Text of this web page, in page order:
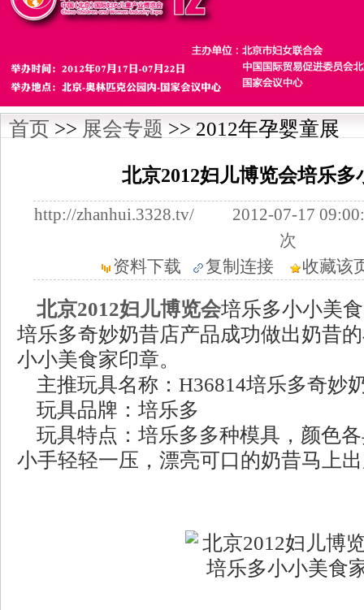
首页 >> 展会专题 >> 2012年孕婴童展
北京2012妇儿博览会培乐多
http://zhanhui.3328.tv/ 2012-07-17
次
资料下载
复制连接 收藏该
北京2012妇儿博览会培乐多小小美
培乐多奇妙奶昔店产品成功做出奶昔
小小美食家印章。
主推玩具名称：H36814培乐多奇妙
玩具品牌：培乐多
玩具特点：培乐多多种模具，颜色
小手轻轻一压，漂亮可口的奶昔马上